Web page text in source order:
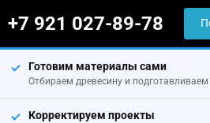
+7 921 027-89-78
Готовим материалы сами
Отбираем древесину и
Корректируем проекты